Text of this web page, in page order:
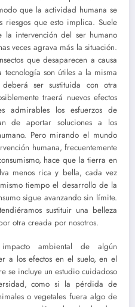
que la actividad humana se
riesgos que esto implica. Suele
la intervención del ser humano
veces agrava más la situación.
que desaparecen a causa
son útiles a la misma
ser sustituida con otra
traerá nuevos efectos
admirables los esfuerzos de
de aportar soluciones a los
Pero mirando el mundo
humana, frecuentemente
hace que la tierra en
menos rica y bella, cada vez
tiempo el desarrollo de la
sigue avanzando sin límite.
sustituir una belleza
otra creada por nosotros.
ambiental de algún
a los efectos en el suelo, en el
se incluye un estudio cuidadoso
como si la pérdida de
o vegetales fuera algo de